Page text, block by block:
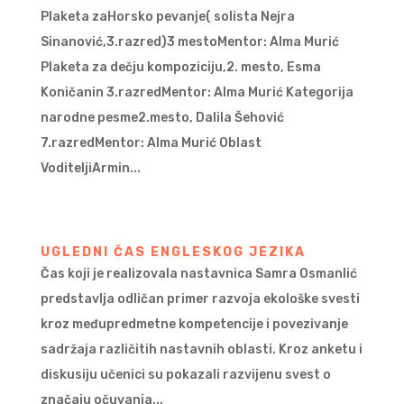
Plaketa zaHorsko pevanje( solista Nejra
Sinanović,3.razred)3 mestoMentor: Alma Murić
Plaketa za dečju kompoziciju,2. mesto, Esma
Koničanin 3.razredMentor: Alma Murić Kategorija
narodne pesme2.mesto, Dalila Šehović
7.razredMentor: Alma Murić Oblast
VoditeljiArmin...
UGLEDNI ČAS ENGLESKOG JEZIKA
Čas koji je realizovala nastavnica Samra Osmanlić
predstavlja odličan primer razvoja ekološke svesti
kroz međupredmetne kompetencije i povezivanje
sadržaja različitih nastavnih oblasti. Kroz anketu i
diskusiju učenici su pokazali razvijenu svest o
značaju očuvanja...